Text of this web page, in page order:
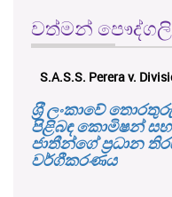
වත්මන්
S.A.S.S. Perera v.
ශ‍්‍රී ලංකාවේ
පිළිබඳ කොමිෂන්
ජාතීන්ගේ ප්‍රධාන
වර්ගීකරණය